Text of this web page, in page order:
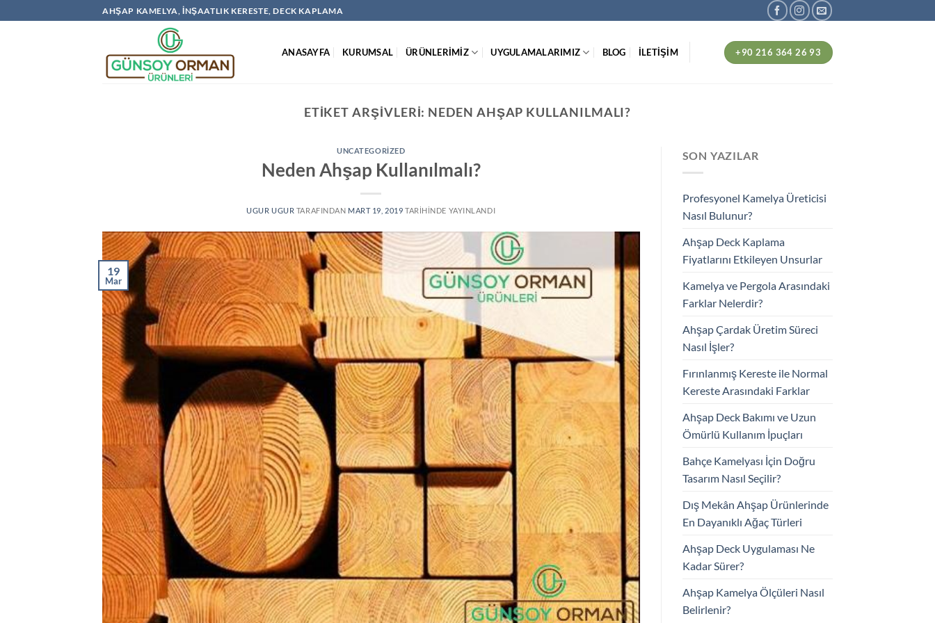
AHŞAP KAMELYA, İNŞAATLIK KERESTE, DECK KAPLAMA
ANASAYFA KURUMSAL ÜRÜNLERİMİZ UYGULAMALARIMIZ BLOG İLETİŞİM +90 216 364 26 93
ETIKET ARŞIVLERI: NEDEN AHŞAP KULLANILMALI?
UNCATEGORIZED
Neden Ahşap Kullanılmalı?
UGUR UGUR TARAFINDAN MART 19, 2019 TARIHINDE YAYINLANDI
19
Mar
SON YAZILAR
Profesyonel Kamelya Üreticisi
Nasıl Bulunur?
Ahşap Deck Kaplama
Fiyatlarını Etkileyen Unsurlar
Kamelya ve Pergola Arasındaki
Farklar Nelerdir?
Ahşap Çardak Üretim Süreci
Nasıl İşler?
Fırınlanmış Kereste ile Normal
Kereste Arasındaki Farklar
Ahşap Deck Bakımı ve Uzun
Ömürlü Kullanım İpuçları
Bahçe Kamelyası İçin Doğru
Tasarım Nasıl Seçilir?
Dış Mekân Ahşap Ürünlerinde
En Dayanıklı Ağaç Türleri
Ahşap Deck Uygulaması Ne
Kadar Sürer?
Ahşap Kamelya Ölçüleri Nasıl
Belirlenir?